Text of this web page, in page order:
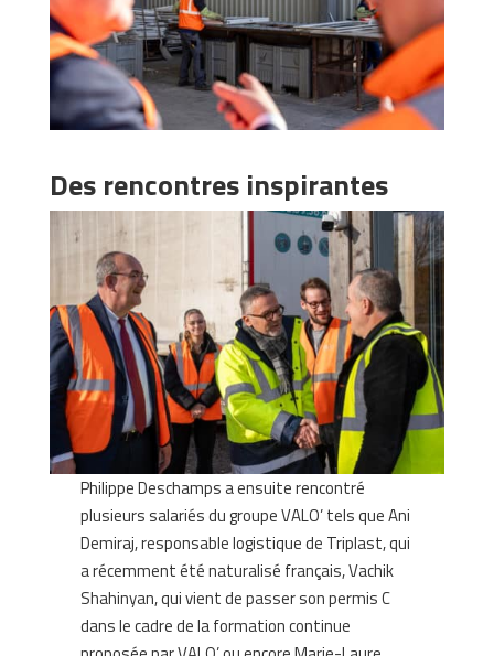
Des rencontres inspirantes
Philippe Deschamps a ensuite rencontré
plusieurs salariés du groupe VALO’ tels que Ani
Demiraj, responsable logistique de Triplast, qui
a récemment été naturalisé français, Vachik
Shahinyan, qui vient de passer son permis C
dans le cadre de la formation continue